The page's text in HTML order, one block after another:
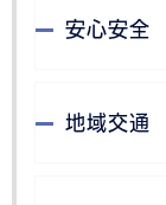
安心安全
地域交通